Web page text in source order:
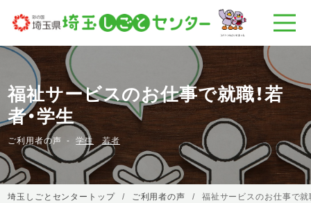
福祉サービスのお仕事で就職！若
者・学生
ご利用者の声 学生 若者
埼玉しごとセンタートップ ご利用者の声 福祉サービスのお仕事で就